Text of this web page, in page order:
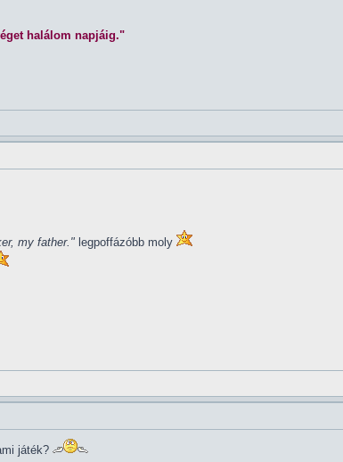
halálom napjáig."
my father." legpoffázóbb moly
játék?